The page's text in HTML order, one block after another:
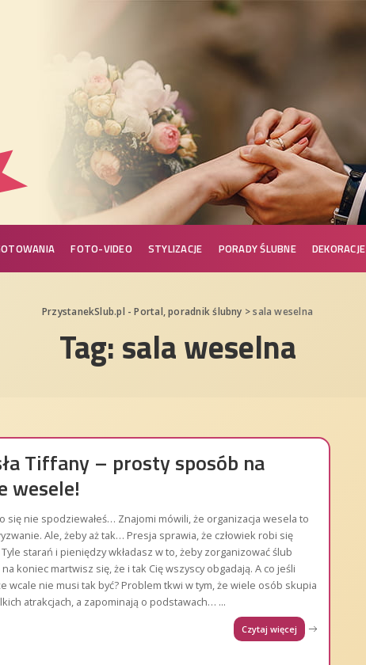
FOTO-VIDEO STYLIZACJE PORADY ŚLUBNE DEKORACJE
PrzystanekSlub.pl - Portal, poradnik ślubny >sala weselna
Tag:sala weselna
Tiffany – prosty sposób na
wesele!
się nie spodziewałeś… Znajomi mówili, że organizacja wesela to
Ale, żeby aż tak… Presja sprawia, że człowiek robi się
starań i pieniędzy wkładasz w to, żeby zorganizować ślub
koniec martwisz się, że i tak Cię wszyscy obgadają. A co jeśli
wcale nie musi tak być? Problem tkwi w tym, że wiele osób skupia
atrakcjach, a zapominają o podstawach… ...
Czytaj więcej